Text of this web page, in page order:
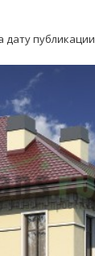
дату публикации